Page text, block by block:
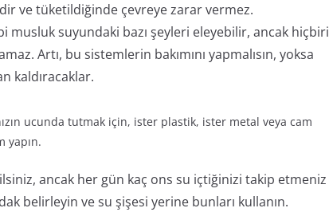
ve tüketildiğinde çevreye zarar vermez.
suyundaki bazı şeyleri eleyebilir, ancak hiçbiri
Artı, bu sistemlerin bakımını yapmalısın, yoksa
kaldıracaklar.
ucunda tutmak için, ister plastik, ister metal veya cam
yapın.
ancak her gün kaç ons su içtiğinizi takip etmeniz
belirleyin ve su şişesi yerine bunları kullanın.